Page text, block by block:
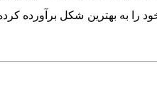
بهترین شکل برآورده کرده